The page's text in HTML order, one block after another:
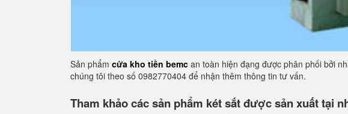
Sản phẩm cửa kho tiền bemc an toàn hiện đạng được phân phối bởi
chúng tôi theo số 0982770404 để nhận thêm thông tin tư vấn.
Tham khảo các sản phẩm két sắt được sản xuất tại